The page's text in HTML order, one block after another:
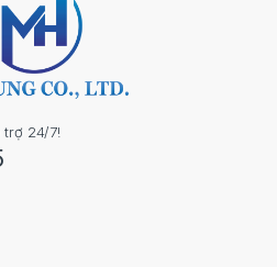
trợ 24/7!